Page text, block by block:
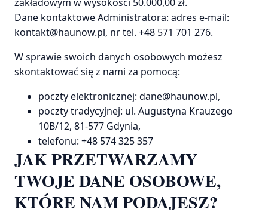
Dane kontaktowe Administratora: adres e-mail:
kontakt@haunow.pl, nr tel. +48 571 701 276.
W sprawie swoich danych osobowych możesz
skontaktować się z nami za pomocą:
poczty elektronicznej: dane@haunow.pl,
poczty tradycyjnej: ul. Augustyna Krauzego
10B/12, 81-577 Gdynia,
telefonu: +48 574 325 357
JAK PRZETWARZAMY
TWOJE DANE OSOBOWE,
KTÓRE NAM PODAJESZ?